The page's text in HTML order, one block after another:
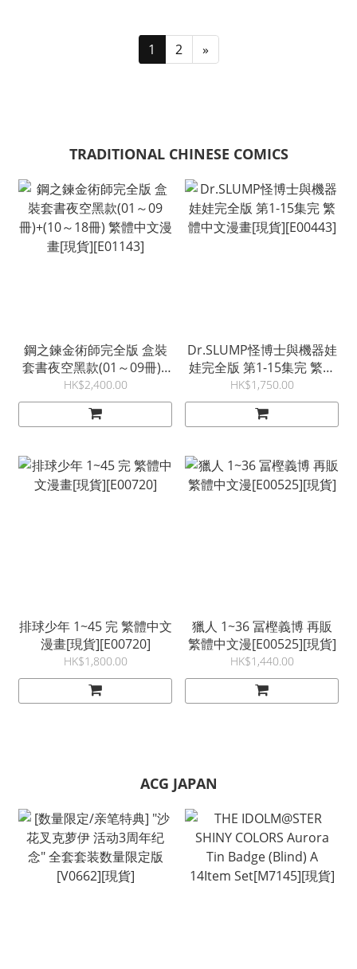
1 2 »
TRADITIONAL CHINESE COMICS
鋼之鍊金術師完全版 盒裝
套書夜空黑款(01～09冊)+
(10～18冊) 繁體中文漫畫
[現貨][E01143]
HK$2,400.00
Dr.SLUMP怪博士與機器娃
娃完全版 第1-15集完 繁體
中文漫畫[現貨][E00443]
HK$1,750.00
排球少年 1~45 完 繁體中文
漫畫[現貨][E00720]
HK$1,800.00
獵人 1~36 冨樫義博 再販
繁體中文漫[E00525][現貨]
HK$1,440.00
ACG JAPAN